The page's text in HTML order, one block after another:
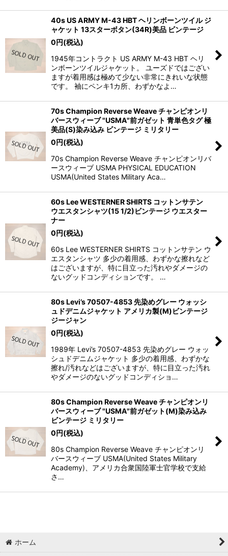
40s US ARMY M-43 HBT ヘリンボーンツイル ジ
ャケット 13スターボタン(34R)美品 ビンテージ
0円(税込)
1945年コントラクト US ARMY M-43 HBT ヘリ
ンボーンツイルジャケット。 ユーズドではござい
ますが着用感は極めて少ない非常にきれいな状態
です。 袖にペンキ1カ所、わずかなよ…
70s Champion Reverse Weave チャンピオンリ
バースウィーブ "USMA"前ガゼット 青単色タグ 極
美品(S)染み込み ビンテージ ミリタリー
0円(税込)
70s Champion Reverse Weave チャンピオンリバ
ースウィーブ USMA PHYSICAL EDUCATION
USMA(United States Military Aca…
60s Lee WESTERNER SHIRTS コットンサテン
ウエスタンシャツ(15 1/2)ビンテージ ウエスター
ナー
0円(税込)
60s Lee WESTERNER SHIRTS コットンサテン ウ
エスタンシャツ 多少の着用感、わずかな擦れなど
はございますが、特に目立った汚れやダメージの
ないグッドコンディションです。 …
80s Levi’s 70507-4853 先染めグレー ウォッシ
ュドデニムジャケット アメリカ製(M)ビンテージ
ジージャン
0円(税込)
1989年 Levi’s 70507-4853 先染めグレー ウォッ
シュドデニムジャケット 多少の着用感、わずかな
擦れ/汚れなどはございますが、特に目立った汚れ
やダメージのないグッドコンディショ…
80s Champion Reverse Weave チャンピオンリ
バースウィーブ "USMA"前ガゼット(M)染み込み
ビンテージ ミリタリー
0円(税込)
80s Champion Reverse Weave チャンピオンリ
バースウィーブ USMA(United States Military
Academy)、アメリカ合衆国陸軍士官学校で支給
さ…
ホーム